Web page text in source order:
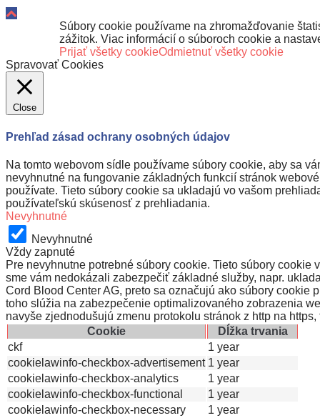
Súbory cookie používame na zhromažďovanie
zážitok. Viac informácií o súboroch cookie a
Prijať všetky cookieOdmietnuť všetky cookie
Spravovať Cookies
Close
Prehľad zásad ochrany osobných údajov
Na tomto webovom sídle používame súbory cookie, aby sa
nevyhnutné na fungovanie základných funkcií stránok
používate. Tieto súbory cookie sa ukladajú vo vašom
používateľskú skúsenosť z prehliadania.
Nevyhnutné
Nevyhnutné
Vždy zapnuté
Pre nevyhnutne potrebné súbory cookie. Tieto súbory
sme vám nedokázali zabezpečiť základné služby, napr.
Cord Blood Center AG, preto sa označujú ako súbory cookie
toho slúžia na zabezpečenie optimalizovaného zobrazenia
navyše zjednodušujú zmenu protokolu stránok z http na
Cookie
Dĺžka trvania
ckf
1 year
cookielawinfo-checkbox-advertisement 1 year
cookielawinfo-checkbox-analytics
1 year
cookielawinfo-checkbox-functional
1 year
cookielawinfo-checkbox-necessary
1 year